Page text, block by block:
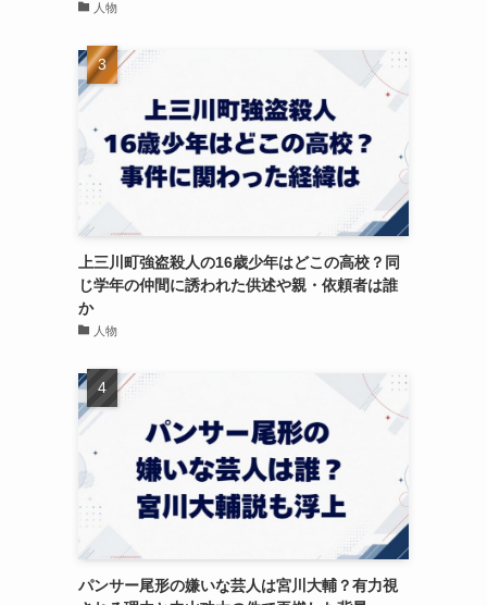
人物
上三川町強盗殺人の16歳少年はどこの高校？同
じ学年の仲間に誘われた供述や親・依頼者は誰
か
人物
パンサー尾形の嫌いな芸人は宮川大輔？有力視